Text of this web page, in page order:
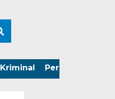
Kriminal Peristiwa